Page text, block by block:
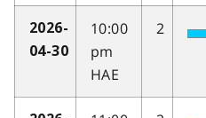
2026-
04-30
10:00
pm
HAE
2